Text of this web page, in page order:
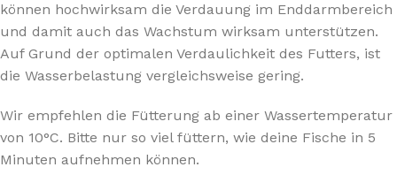
können hochwirksam die Verdauung im Enddarmbereich
und damit auch das Wachstum wirksam unterstützen.
Auf Grund der optimalen Verdaulichkeit des Futters, ist
die Wasserbelastung vergleichsweise gering.
Wir empfehlen die Fütterung ab einer Wassertemperatur
von 10°C. Bitte nur so viel füttern, wie deine Fische in 5
Minuten aufnehmen können.